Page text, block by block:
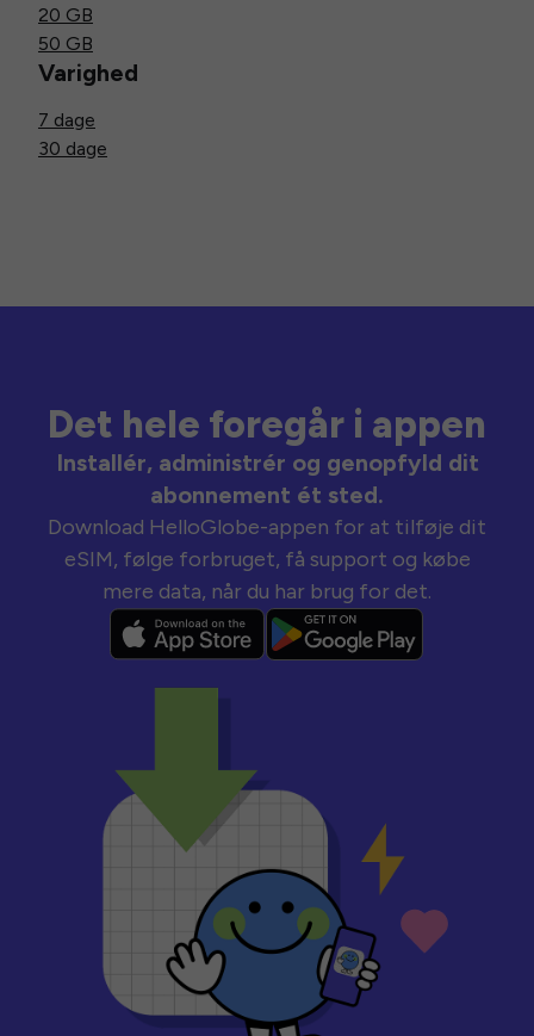
20 GB
50 GB
Varighed
7 dage
30 dage
Det hele foregår i appen
Installér, administrér og genopfyld dit
abonnement ét sted.
Download HelloGlobe-appen for at tilføje dit
eSIM, følge forbruget, få support og købe
mere data, når du har brug for det.